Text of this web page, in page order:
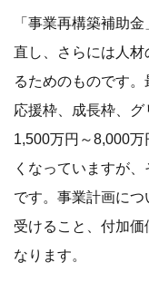
「事業再構築補助
直し、さらには人
るためのものです
応援枠、成長枠、
1,500万円～8,000
くなっていますが
です。事業計画に
受けること、付加
なります。